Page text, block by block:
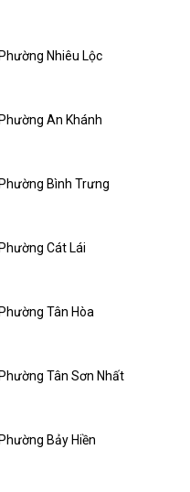
Nhiêu Lộc
An Khánh
Bình Trưng
Cát Lái
Tân Hòa
Tân Sơn Nhất
Bảy Hiền